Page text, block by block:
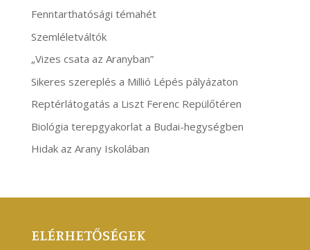
Fenntarthatósági témahét
Szemléletváltók
„Vizes csata az Aranyban”
Sikeres szereplés a Millió Lépés pályázaton
Reptérlátogatás a Liszt Ferenc Repülőtéren
Biológia terepgyakorlat a Budai-hegységben
Hidak az Arany Iskolában
ELÉRHETŐSÉGEK